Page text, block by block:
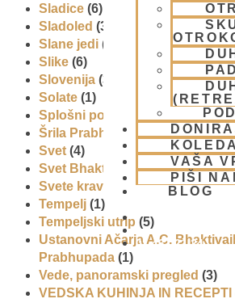
VAŠA
PIŠI
BLOG
01 431 21 24
Sladice (6)
Sladoled (3)
Slane jedi (2)
Slike (6)
Slovenija (30)
Solate (1)
Splošni pogoji uporabe
Šrila Prabhupada(5)
Svet (4)
Svet Bhakti
(5)
Svete krave
Tempelj (1)
Tempeljski utrip (5)
Ustanovni Ačarja A.C.
Prabhupada (1)
Vede, panoramski pregled (3)
VEDSKA KUHINJA IN RECEPTI